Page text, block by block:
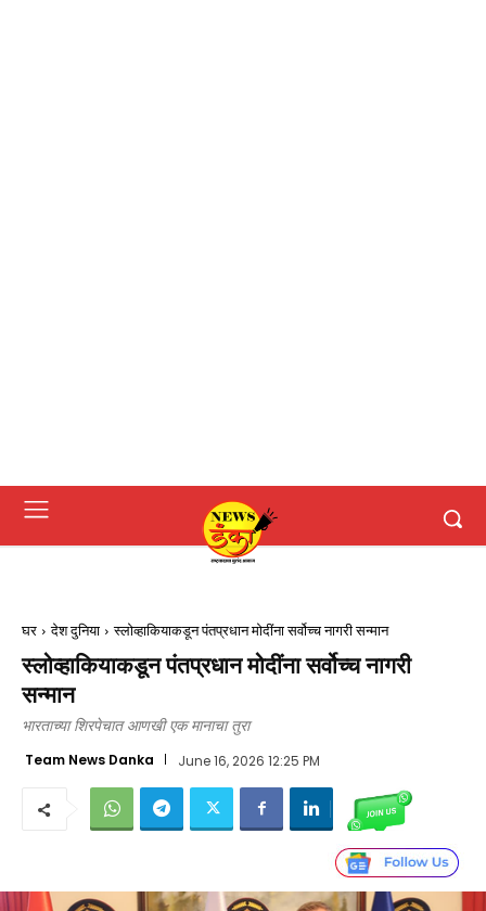
घर देश दुनिया स्लोव्हाकियाकडून पंतप्रधान मोदींना सर्वोच्च नागरी सन्मान
स्लोव्हाकियाकडून पंतप्रधान मोदींना सर्वोच्च नागरी
सन्मान
भारताच्या शिरपेचात आणखी एक मानाचा तुरा
Team News Danka June 16, 2026 12:25 PM